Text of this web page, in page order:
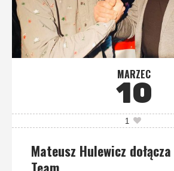
MARZEC
10
1
Mateusz Hulewicz